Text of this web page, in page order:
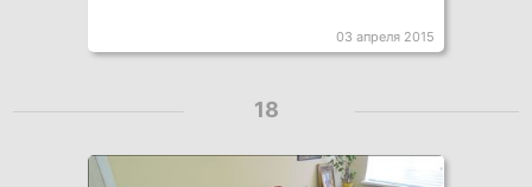
03 апреля 2015
18